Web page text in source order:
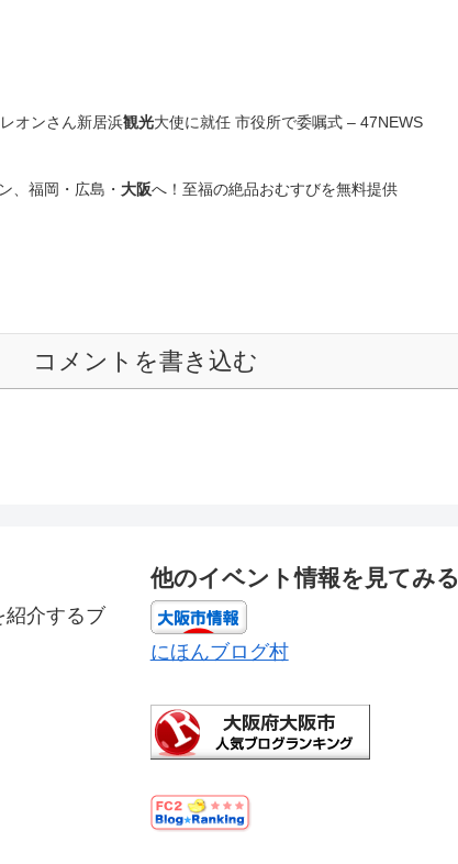
オンさん新居浜観光大使に就任 市役所で委嘱式 – 47NEWS
、福岡・広島・ 大阪へ！至福の絶品おむすびを無料提供
コメントを書き込む
紹介するブ
他のイベント情報を見てみる
にほんブログ村